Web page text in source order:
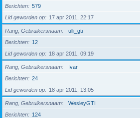
Berichten
579
Lid geworden op
17 apr 2011, 22:17
Rang, Gebruikersnaam
ulli_gti
Berichten
12
Lid geworden op
18 apr 2011, 09:19
Rang, Gebruikersnaam
Ivar
Berichten
24
Lid geworden op
18 apr 2011, 13:05
Rang, Gebruikersnaam
WesleyGTI
Berichten
124